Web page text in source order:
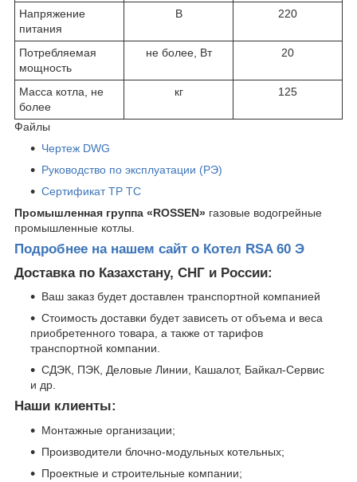
Напряжение
питания
В 220
Потребляемая
мощность
не более, Вт 20
Масса котла, не
более
кг 125
Файлы
Чертеж DWG
Руководство по эксплуатации (РЭ)
Сертификат ТР ТС
Промышленная группа «ROSSEN» газовые водогрейные
промышленные котлы.
Подробнее на нашем сайт о Котел RSA 60 Э
Доставка по Казахстану, СНГ и России:
Ваш заказ будет доставлен транспортной компанией
Стоимость доставки будет зависеть от объема и веса
приобретенного товара, а также от тарифов
транспортной компании.
СДЭК, ПЭК, Деловые Линии, Кашалот, Байкал-Сервис
и др.
Наши клиенты:
Монтажные организации;
Производители блочно-модульных котельных;
Проектные и строительные компании;